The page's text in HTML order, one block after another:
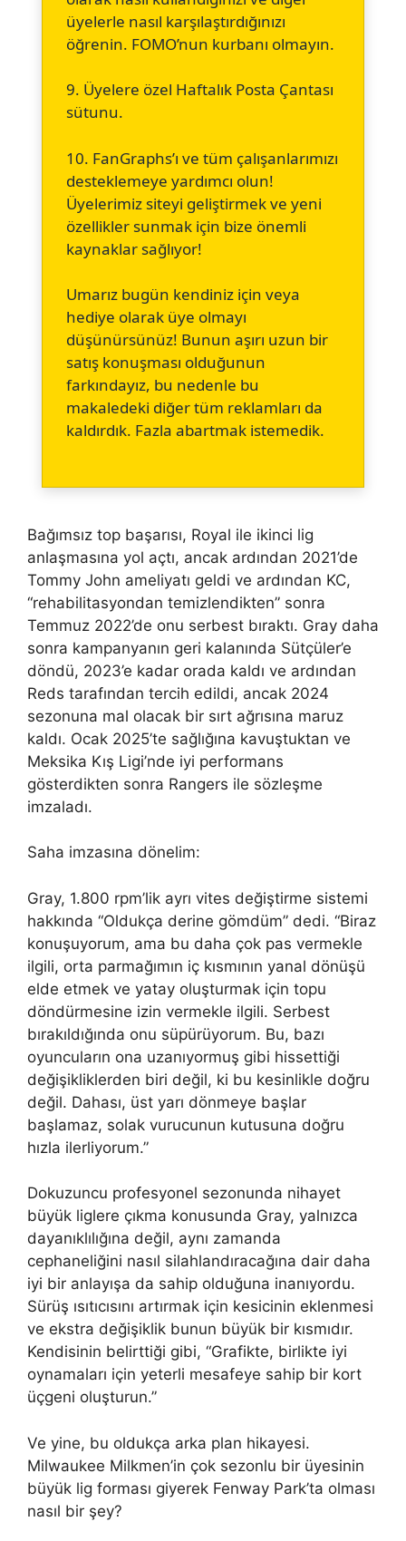
üyelerle nasıl karşılaştırdığınızı
öğrenin. FOMO’nun kurbanı olmayın.
9. Üyelere özel Haftalık Posta Çantası
sütunu.
10. FanGraphs’ı ve tüm çalışanlarımızı
desteklemeye yardımcı olun!
Üyelerimiz siteyi geliştirmek ve yeni
özellikler sunmak için bize önemli
kaynaklar sağlıyor!
Umarız bugün kendiniz için veya
hediye olarak üye olmayı
düşünürsünüz! Bunun aşırı uzun bir
satış konuşması olduğunun
farkındayız, bu nedenle bu
makaledeki diğer tüm reklamları da
kaldırdık. Fazla abartmak istemedik.
Bağımsız top başarısı, Royal ile ikinci lig
anlaşmasına yol açtı, ancak ardından 2021’de
Tommy John ameliyatı geldi ve ardından KC,
“rehabilitasyondan temizlendikten” sonra
Temmuz 2022’de onu serbest bıraktı. Gray daha
sonra kampanyanın geri kalanında Sütçüler’e
döndü, 2023’e kadar orada kaldı ve ardından
Reds tarafından tercih edildi, ancak 2024
sezonuna mal olacak bir sırt ağrısına maruz
kaldı. Ocak 2025’te sağlığına kavuştuktan ve
Meksika Kış Ligi’nde iyi performans
gösterdikten sonra Rangers ile sözleşme
imzaladı.
Saha imzasına dönelim:
Gray, 1.800 rpm’lik ayrı vites değiştirme sistemi
hakkında “Oldukça derine gömdüm” dedi. “Biraz
konuşuyorum, ama bu daha çok pas vermekle
ilgili, orta parmağımın iç kısmının yanal dönüşü
elde etmek ve yatay oluşturmak için topu
döndürmesine izin vermekle ilgili. Serbest
bırakıldığında onu süpürüyorum. Bu, bazı
oyuncuların ona uzanıyormuş gibi hissettiği
değişikliklerden biri değil, ki bu kesinlikle doğru
değil. Dahası, üst yarı dönmeye başlar
başlamaz, solak vurucunun kutusuna doğru
hızla ilerliyorum.”
Dokuzuncu profesyonel sezonunda nihayet
büyük liglere çıkma konusunda Gray, yalnızca
dayanıklılığına değil, aynı zamanda
cephaneliğini nasıl silahlandıracağına dair daha
iyi bir anlayışa da sahip olduğuna inanıyordu.
Sürüş ısıtıcısını artırmak için kesicinin eklenmesi
ve ekstra değişiklik bunun büyük bir kısmıdır.
Kendisinin belirttiği gibi, “Grafikte, birlikte iyi
oynamaları için yeterli mesafeye sahip bir kort
üçgeni oluşturun.”
Ve yine, bu oldukça arka plan hikayesi.
Milwaukee Milkmen’in çok sezonlu bir üyesinin
büyük lig forması giyerek Fenway Park’ta olması
nasıl bir şey?